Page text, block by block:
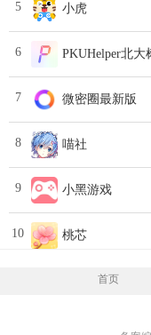
5 小虎
6 PKUHelper北大
7 微密圈最新版
8 喵社
9 小黑游戏
10 桃芯
首页